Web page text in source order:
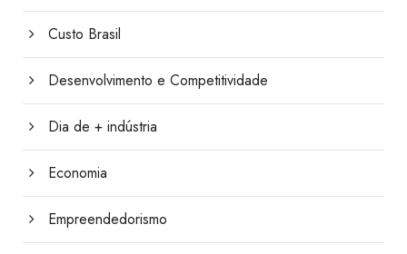
Custo Brasil
Desenvolvimento e Competitividade
Dia de + indústria
Economia
Empreendedorismo